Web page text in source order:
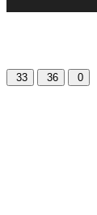
33 36 0